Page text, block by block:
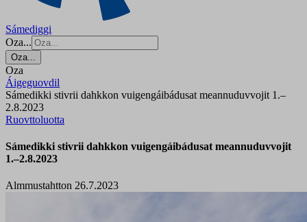
Sámediggi
Oza...
Oza...
Oza
Áigeguovdil
Sámedikki stivrii dahkkon vuigengáibádusat meannuduvvojit 1.–
2.8.2023
Ruovttoluotta
Sámedikki stivrii dahkkon vuigengáibádusat meannuduvvojit
1.–2.8.2023
Almmustahtton 26.7.2023